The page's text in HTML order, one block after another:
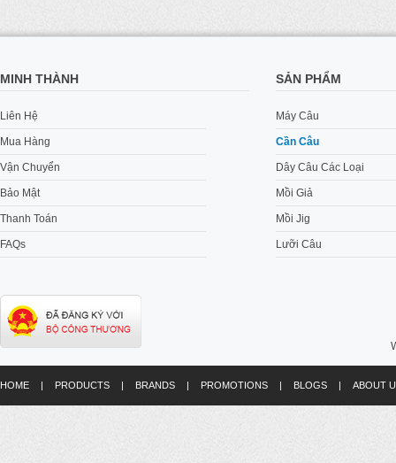
MINH THÀNH
Liên Hệ
Mua Hàng
Vận Chuyển
Bảo Mật
Thanh Toán
FAQs
SẢN PHẨM
Máy Câu
Cần Câu
Dây Câu Các Loại
Mồi Giả
Mồi Jig
Lưỡi Câu
HOME | PRODUCTS | BRANDS | PROMOTIONS | BLOGS | ABOUT